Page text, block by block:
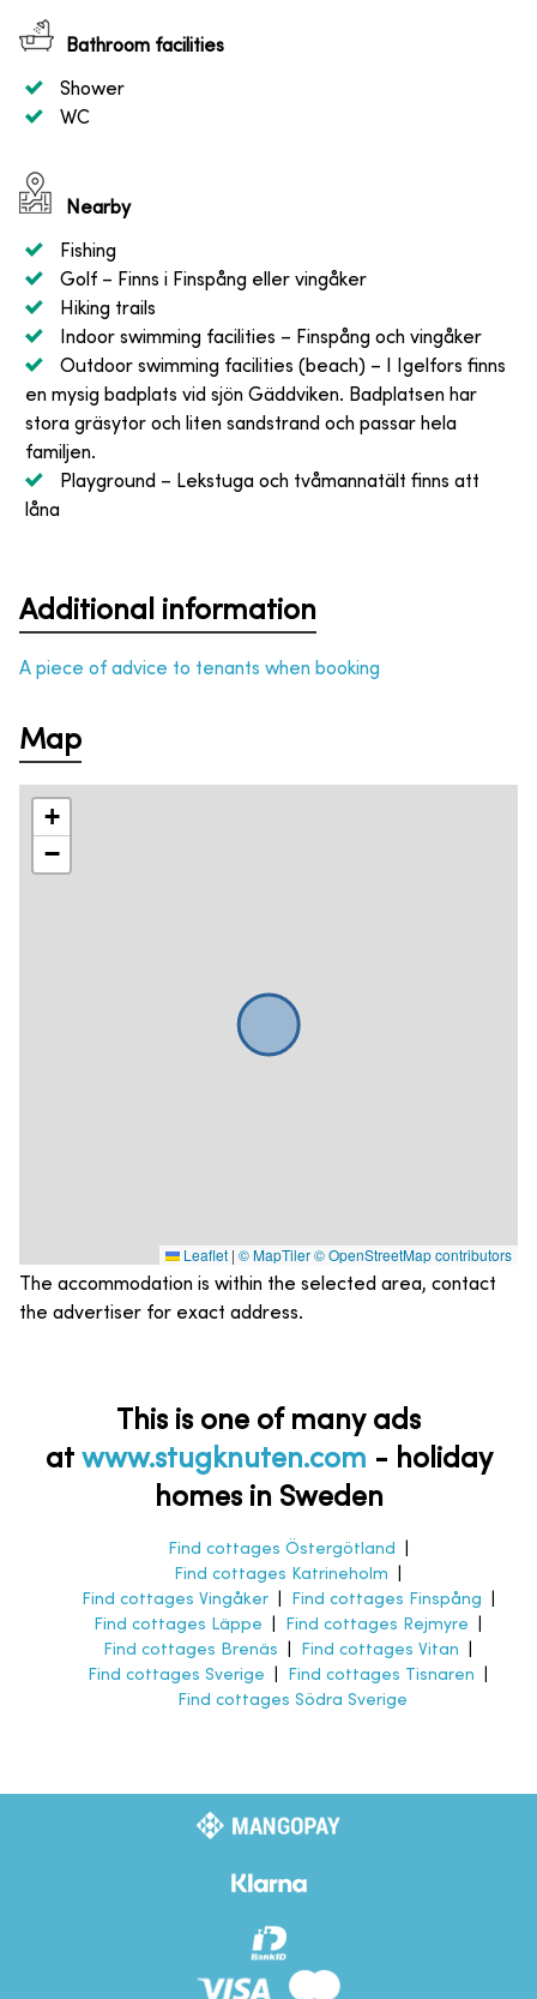
Bathroom facilities
Shower
WC
Nearby
Fishing
Golf – Finns i Finspång eller vingåker
Hiking trails
Indoor swimming facilities – Finspång och vingåker
Outdoor swimming facilities (beach) – I Igelfors finns
en mysig badplats vid sjön Gäddviken. Badplatsen har
stora gräsytor och liten sandstrand och passar hela
familjen.
Playground – Lekstuga och tvåmannatält finns att
låna
Additional information
A piece of advice to tenants when booking
Map
+
−
Leaflet | © MapTiler© OpenStreetMap contributors
The accommodation is within the selected area, contact
the advertiser for exact address.
This is one of many ads
at www.stugknuten.com - holiday
homes in Sweden
Find cottages Östergötland
Find cottages Katrineholm
Find cottages Vingåker| Find cottages Finspång
Find cottages Läppe
Find cottages Rejmyre
Find cottages Brenäs
Find cottages Vitan
Find cottages Sverige
Find cottages Tisnaren
Find cottages Södra Sverige